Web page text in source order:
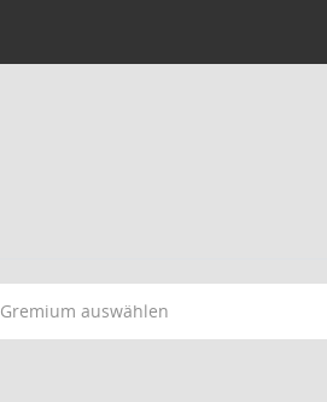
Gremium auswählen